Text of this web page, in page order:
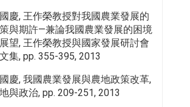
慶, 王作榮教授對我國農業發展的
與期許—兼論我國農業發展的困境
望, 王作榮教授與國家發展研討會
集, pp. 355-395, 2013
慶, 我國農業發展與農地政策改革,
與政治, pp. 209-251, 2013